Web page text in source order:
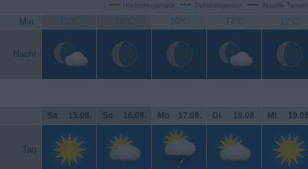
Höchsttemperatur Tiefsttemperatur Aktuelle
Min. 13°C 12°C 16°C 17°C 12°C
Nacht
Sa. 15.08. So. 16.08. Mo. 17.08. Di. 18.08. Mi.
Tag